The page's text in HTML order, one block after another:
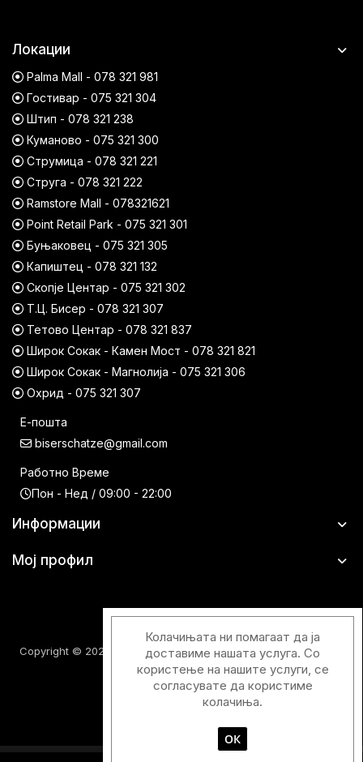
Локации
Palma Mall - 078 321 981
Гостивар - 075 321 304
Штип - 078 321 238
Куманово - 075 321 300
Струмица - 078 321 221
Струга - 078 321 222
Ramstore Mall - 078321621
Point Retail Park - 075 321 301
Буњаковец - 075 321 305
Капиштец - 078 321 132
Скопје Центар - 075 321 302
Т.Ц. Бисер - 078 321 307
Тетово Центар - 078 321 837
Широк Сокак - Камен Мост - 078 321 821
Широк Сокак - Магнолија - 075 321 306
Охрид - 075 321 307
Е-пошта
biserschatze@gmail.com
Работно Време
Пон - Нед / 09:00 - 22:00
Информации
Мој профил
Copyright © 2026 Шатци Парфимерии. Сите права задржани.
Designed & Developed with
Колачињата ни помагаат да ја
доставиме нашата услуга. Со
користење на нашите услуги, се
согласувате да користиме
колачиња.
ОК